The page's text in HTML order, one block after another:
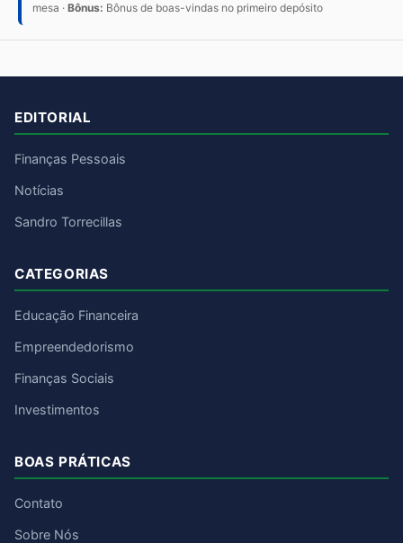
mesa · Bônus: Bônus de boas-vindas no primeiro depósito
EDITORIAL
Finanças Pessoais
Notícias
Sandro Torrecillas
CATEGORIAS
Educação Financeira
Empreendedorismo
Finanças Sociais
Investimentos
BOAS PRÁTICAS
Contato
Sobre Nós